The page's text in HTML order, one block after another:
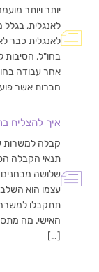
יותר ויותר
לאנגלית, בגלל
לאנגלית כבר
בחו"ל. הסיבות
אחר עבודה
חברות אשר
איך להצליח
קבלה למשרות
תנאי הקבלה
שלושה
עצמו הוא
תתקבלו למשרה.
האישי. מה
[…]